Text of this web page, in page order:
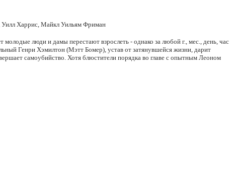
Харрис, Майкл Уильям Фриман
люди и дамы перестают взрослеть - однако за любой г., мес., день, час
Генри Хэмилтон (Мэтт Бомер), устав от затянувшейся жизни, дарит
самоубийство. Хотя блюстители порядка во главе с опытным Леоном